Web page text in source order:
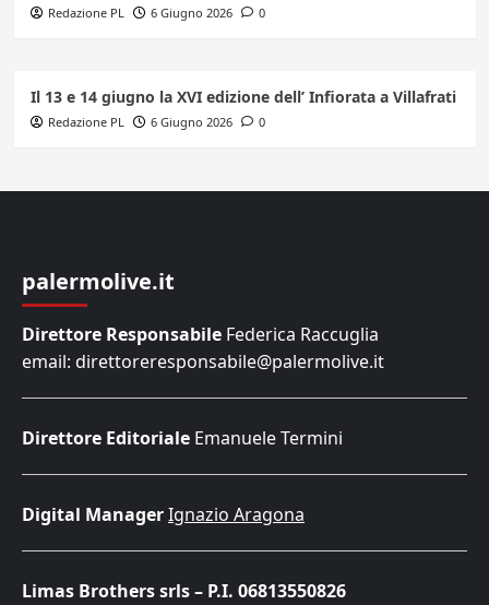
Redazione PL 6 Giugno 2026 0
Il 13 e 14 giugno la XVI edizione dell’ Infiorata a Villafrati
Redazione PL 6 Giugno 2026 0
palermolive.it
Direttore Responsabile Federica Raccuglia
email: direttoreresponsabile@palermolive.it
Direttore Editoriale Emanuele Termini
Digital ManagerIgnazio Aragona
Limas Brothers srls – P.I. 06813550826